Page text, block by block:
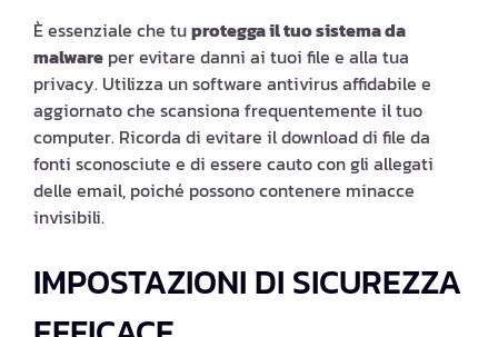
È essenziale che tuprotegga il tuo sistema da
malware per evitare danni ai tuoi file e alla tua
privacy. Utilizza un software antivirus affidabile e
aggiornato che scansiona frequentemente il tuo
computer. Ricorda di evitare il download di file da
fonti sconosciute e di essere cauto con gli allegati
delle email, poiché possono contenere minacce
invisibili.
IMPOSTAZIONI DI SICUREZZA